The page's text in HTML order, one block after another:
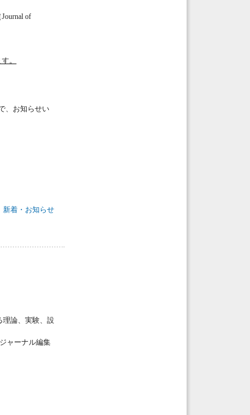
of
。
、お知らせい
新着・お知らせ
理論、実験、設
ャーナル編集